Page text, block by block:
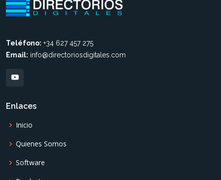
Teléfono: +34 627 457 275
Email: info@directoriosdigitales.com
Enlaces
Inicio
Quienes Somos
Software